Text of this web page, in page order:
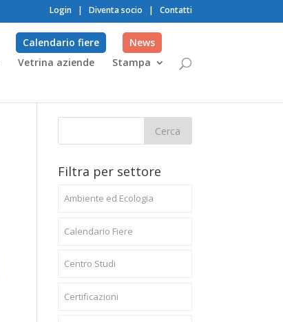
Login | Diventa socio | Contatti
Vetrina aziende Stampa
Calendario fiere News
Filtra per settore
Ambiente ed Ecologia
Calendario Fiere
Centro Studi
Certificazioni